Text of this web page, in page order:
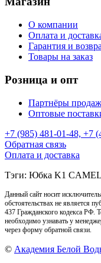
О компании
Оплата и
Гарантия и
Товары на заказ
Розница и опт
Партнёры продаж
Оптовые
+7 (985) 481-01-48, +7
Обратная связь
Оплата и доставка
Тэги: Юбка K1
Данный сайт носит
обстоятельствах не является
437 Гражданского кодекса РФ.
необходимо узнавать у
через форму обратной связи.
© Академия Белой